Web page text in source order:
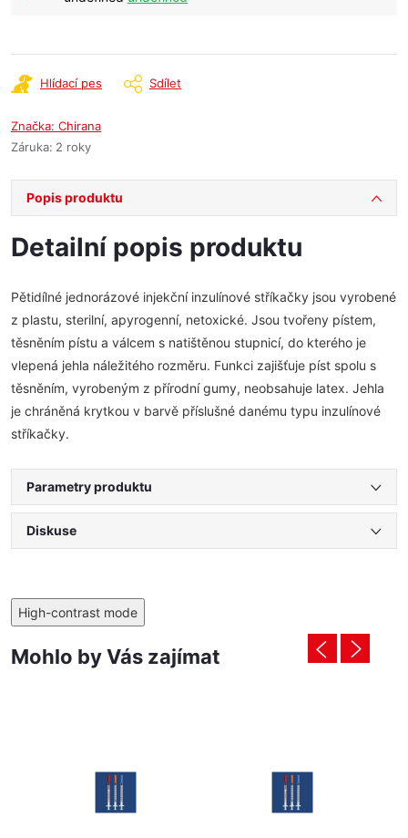
Hlídací pes Sdílet
Značka: Chirana
Záruka: 2 roky
Popis produktu
Detailní popis produktu
Pětidílné jednorázové injekční inzulínové stříkačky jsou vyrobené
z plastu, sterilní, apyrogenní, netoxické. Jsou tvořeny pístem,
těsněním pístu a válcem s natištěnou stupnicí, do kterého je
vlepená jehla náležitého rozměru. Funkci zajišťuje píst spolu s
těsněním, vyrobeným z přírodní gumy, neobsahuje latex. Jehla
je chráněná krytkou v barvě příslušné danému typu inzulínové
stříkačky.
Parametry produktu
Diskuse
High-contrast mode
Mohlo by Vás zajímat